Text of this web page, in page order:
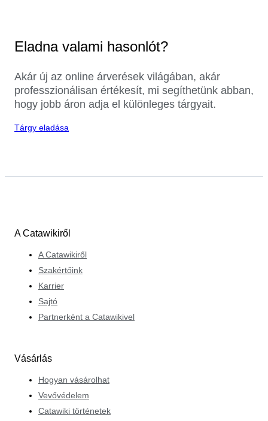
Eladna valami hasonlót?
Akár új az online árverések világában, akár
professzionálisan értékesít, mi segíthetünk abban,
hogy jobb áron adja el különleges tárgyait.
Tárgy eladása
A Catawikiről
A Catawikiről
Szakértőink
Karrier
Sajtó
Partnerként a Catawikivel
Vásárlás
Hogyan vásárolhat
Vevővédelem
Catawiki történetek